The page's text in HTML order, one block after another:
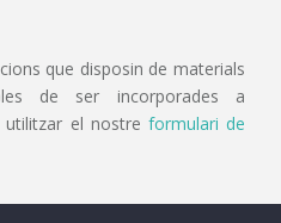
que disposin de materials
de ser incorporades a
utilitzar el nostre formulari de